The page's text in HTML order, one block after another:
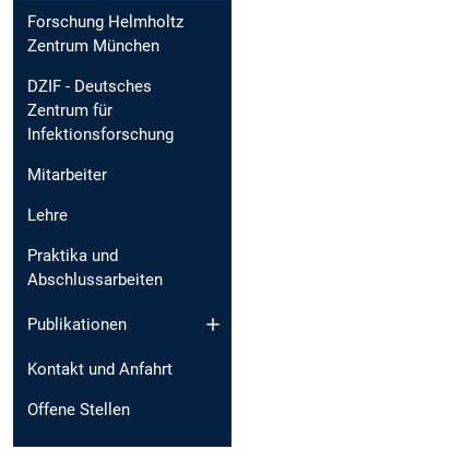
Forschung Helmholtz
Zentrum München
DZIF - Deutsches
Zentrum für
Infektionsforschung
Mitarbeiter
Lehre
Praktika und
Abschlussarbeiten
Publikationen
Kontakt und Anfahrt
Offene Stellen